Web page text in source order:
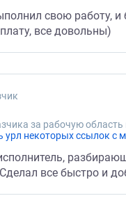
свою работу, и
все довольны)
за рабочую область
все быстро и